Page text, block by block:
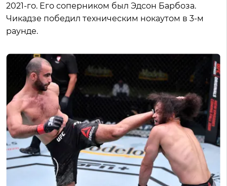
2021-го. Его соперником был Эдсон Барбоза.
Чикадзе победил техническим нокаутом в 3-м
раунде.